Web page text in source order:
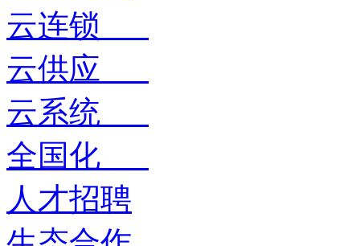
云连锁
云供应
云系统
全国化
人才招聘